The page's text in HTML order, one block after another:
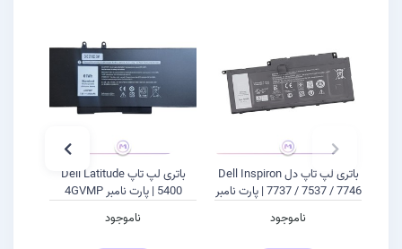
باتری لپ تاپ دل Dell Inspiron
7737 / 7537 / 7746 | پارت نامبر
F7HVR
ناموجود
باتری لپ تاپ Dell Latitude
5400 | پارت نامبر 4GVMP
ناموجود